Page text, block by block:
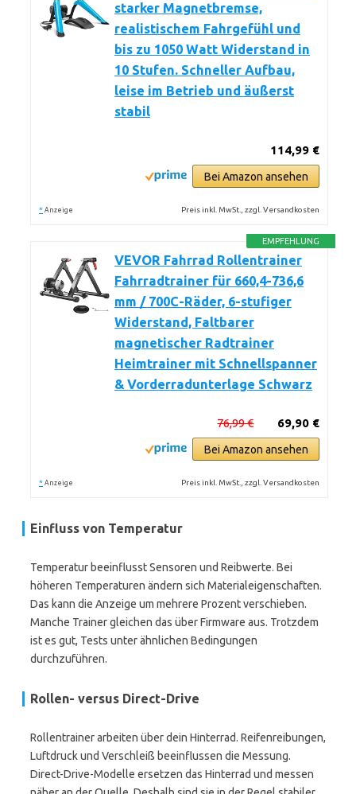
starker Magnetbremse,
realistischem Fahrgefühl und
bis zu 1050 Watt Widerstand in
10 Stufen. Schneller Aufbau,
leise im Betrieb und äußerst
stabil
114,99 €
Bei Amazon ansehen
* Anzeige Preis inkl. MwSt., zzgl. Versandkosten
EMPFEHLUNG
VEVOR Fahrrad Rollentrainer
Fahrradtrainer für 660,4-736,6
mm / 700C-Räder, 6-stufiger
Widerstand, Faltbarer
magnetischer Radtrainer
Heimtrainer mit Schnellspanner
& Vorderradunterlage Schwarz
69,90 €
76,99 €
Bei Amazon ansehen
* Anzeige Preis inkl. MwSt., zzgl. Versandkosten
Einfluss von Temperatur
Temperatur beeinflusst Sensoren und Reibwerte. Bei
höheren Temperaturen ändern sich Materialeigenschaften.
Das kann die Anzeige um mehrere Prozent verschieben.
Manche Trainer gleichen das über Firmware aus. Trotzdem
ist es gut, Tests unter ähnlichen Bedingungen
durchzuführen.
Rollen- versus Direct-Drive
Rollentrainer arbeiten über dein Hinterrad. Reifenreibungen,
Luftdruck und Verschleiß beeinflussen die Messung.
Direct-Drive-Modelle ersetzen das Hinterrad und messen